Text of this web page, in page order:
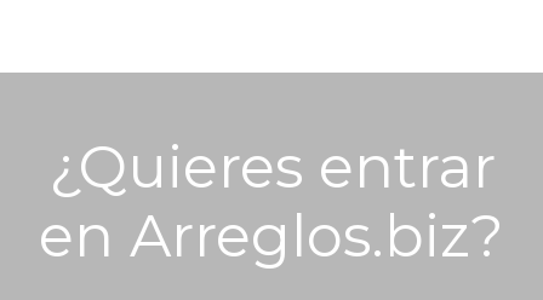
¿Quieres entrar
en Arreglos.biz?